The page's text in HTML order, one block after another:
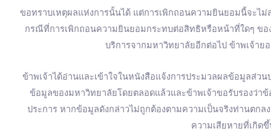
ขอทราบเหตุผลแห่งการนั้นได้ แต่การเพิกถอนความยินยอมนี้จะไ
กรณีที่การเพิกถอนความยินยอมกระทบต่อสิทธิหรือหน้าที่ใดๆ ขอ
บริการจากมหาวิทยาลัยอีกต่อไป ข้าพเจ้า
ข้าพเจ้าได้อ่านและเข้าใจในหนังสือแจ้งการประมวลผลข้อมูลส่
ข้อมูลของมหาวิทยาลัยโดยตลอดแล้วและข้าพเจ้าขอรับรองว่า
ประการ หากข้อมูลดังกล่าวไม่ถูกต้องตามความเป็นจริงท่านตก
ความเสียหายที่เกิด